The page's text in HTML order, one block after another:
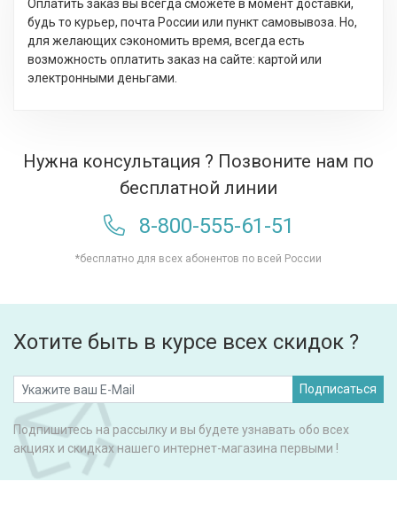
Оплатить заказ вы всегда сможете в момент доставки,
будь то курьер, почта России или пункт самовывоза. Но,
для желающих сэкономить время, всегда есть
возможность оплатить заказ на сайте: картой или
электронными деньгами.
Нужна консультация ? Позвоните нам по
бесплатной линии
8-800-555-61-51
*бесплатно для всех абонентов по всей России
Хотите быть в курсе всех скидок ?
Подписаться
Подпишитесь на рассылку и вы будете узнавать обо всех
акциях и скидках нашего интернет-магазина первыми !